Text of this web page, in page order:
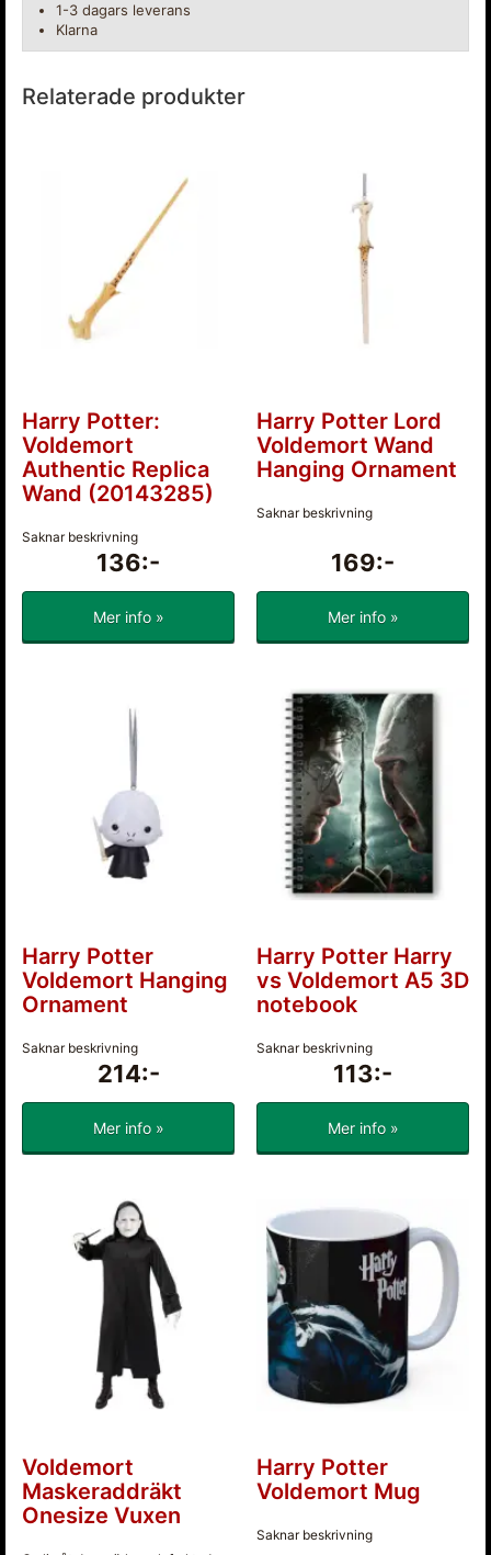
1-3 dagars leverans
Klarna
Relaterade produkter
Harry Potter:
Voldemort
Authentic Replica
Wand (20143285)
Saknar beskrivning
136:-
Mer info »
Harry Potter Lord
Voldemort Wand
Hanging Ornament
Saknar beskrivning
169:-
Mer info »
Harry Potter
Voldemort Hanging
Ornament
Saknar beskrivning
214:-
Mer info »
Harry Potter Harry
vs Voldemort A5 3D
notebook
Saknar beskrivning
113:-
Mer info »
Voldemort
Maskeraddräkt
Onesize Vuxen
Harry Potter
Voldemort Mug
Saknar beskrivning